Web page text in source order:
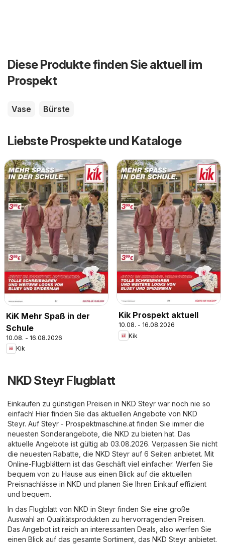
Diese Produkte finden Sie aktuell im
Prospekt
Vase Bürste
Liebste Prospekte und Kataloge
KiK Mehr Spaß in der
Schule
10.08. - 16.08.2026
Kik
Kik Prospekt aktuell
10.08. - 16.08.2026
Kik
NKD Steyr Flugblatt
Einkaufen zu günstigen Preisen in NKD Steyr war noch nie so
einfach! Hier finden Sie das aktuellen Angebote von NKD
Steyr. Auf Steyr - Prospektmaschine.at finden Sie immer die
neuesten Sonderangebote, die NKD zu bieten hat. Das
aktuelle Angebote ist gültig ab 03.08.2026. Verpassen Sie nicht
die neuesten Rabatte, die NKD Steyr auf 6 Seiten anbietet. Mit
Online-Flugblättern ist das Geschäft viel einfacher. Werfen Sie
bequem von zu Hause aus einen Blick auf die aktuellen
Preisnachlässe in NKD und planen Sie Ihren Einkauf effizient
und bequem.
In das Flugblatt von NKD in Steyr finden Sie eine große
Auswahl an Qualitätsprodukten zu hervorragenden Preisen.
Das Angebot ist reich an interessanten Deals, also werfen Sie
einen Blick auf das gesamte Sortiment, das NKD Steyr anbietet.